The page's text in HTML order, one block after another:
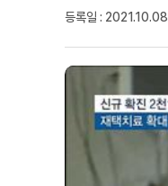
등록일 : 2021.10.08